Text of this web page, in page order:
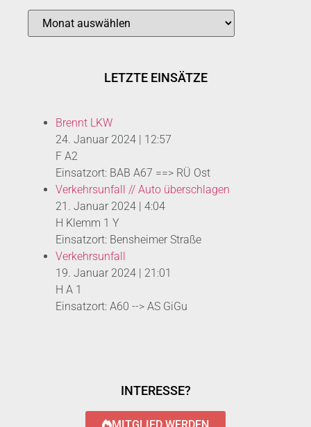
LETZTE EINSÄTZE
Brennt LKW
24. Januar 2024
12:57
F A2
Einsatzort: BAB A67 ==> RÜ Ost
Verkehrsunfall // Auto überschlagen
21. Januar 2024
4:04
H Klemm 1 Y
Einsatzort: Bensheimer Straße
Verkehrsunfall
19. Januar 2024
21:01
H A 1
Einsatzort: A60 --> AS GiGu
INTERESSE?